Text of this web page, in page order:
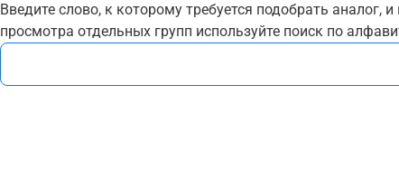
Введите слово, к которому требуется подобрать
просмотра отдельных групп используйте поиск по